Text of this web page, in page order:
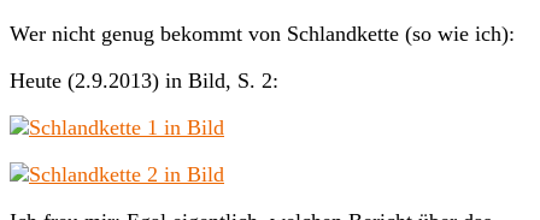
Wer nicht genug bekommt von Schlandkette (so wie ich):
Heute (2.9.2013) in Bild, S. 2: